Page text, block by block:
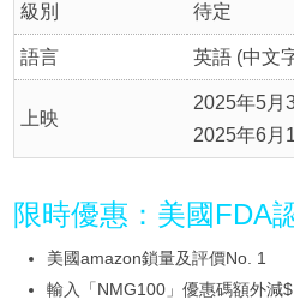
級別 待定
語言 英語 (中文
上映
2025年5月
2025年6月
限時優惠：美國FDA
美國amazon鎖量及評價No. 1
輸入「NMG100」優惠碼額外減